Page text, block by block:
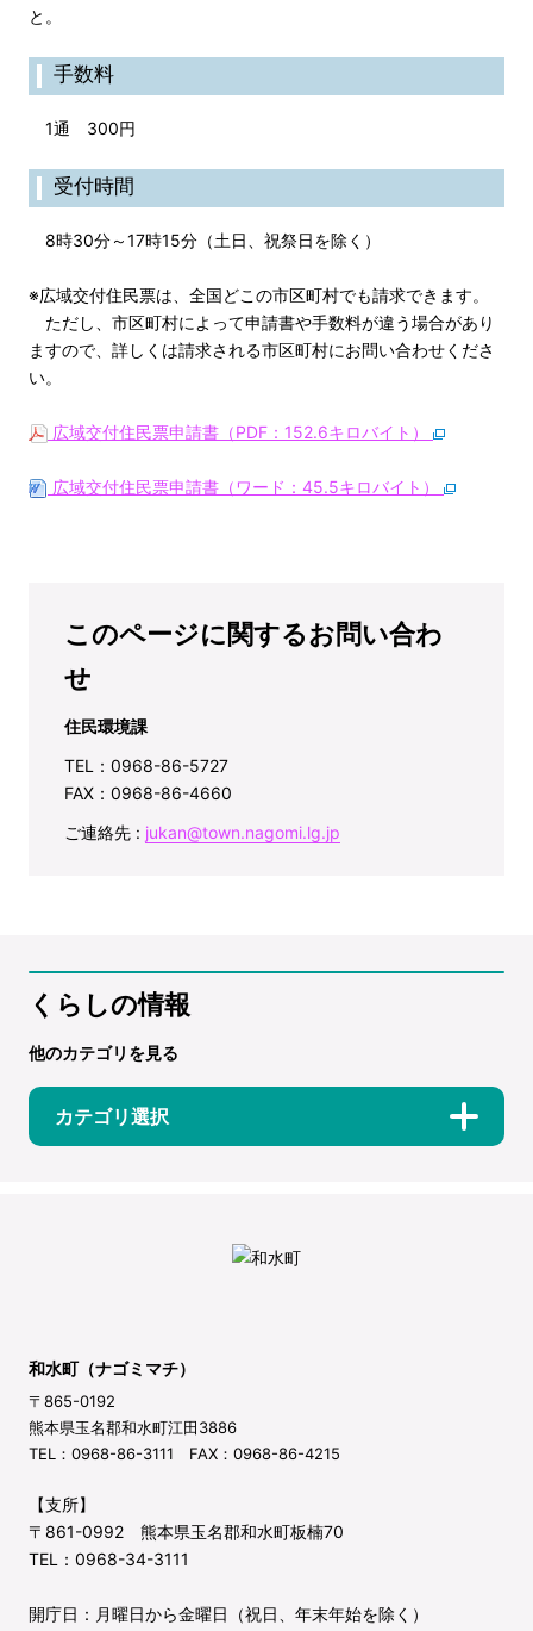
と。
手数料
1通 300円
受付時間
8時30分～17時15分（土日、祝祭日を除く）
※広域交付住民票は、全国どこの市区町村でも請求できます。
ただし、市区町村によって申請書や手数料が違う場合があり
ますので、詳しくは請求される市区町村にお問い合わせくださ
い。
広域交付住民票申請書（PDF：152.6キロバイト）
広域交付住民票申請書（ワード：45.5キロバイト）
このページに関するお問い合わ
せ
住民環境課
TEL：0968-86-5727
FAX：0968-86-4660
ご連絡先 : jukan@town.nagomi.lg.jp
くらしの情報
他のカテゴリを見る
カテゴリ選択
和水町（ナゴミマチ）
〒865-0192
熊本県玉名郡和水町江田3886
TEL：0968-86-3111 FAX：0968-86-4215
【支所】
〒861-0992 熊本県玉名郡和水町板楠70
TEL：0968-34-3111
開庁日：月曜日から金曜日（祝日、年末年始を除く）